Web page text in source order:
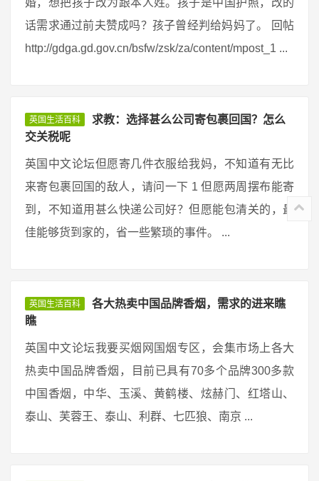
婚，想把孩子改为跟本人姓。孩子是中国护照，改的
话需求通过前夫赞成吗？孩子曾经判给妈妈了。 回帖
http://gdga.gd.gov.cn/bsfw/zsk/za/content/mpost_1 ...
英国生活百科
求教：选择甚么公司寄包裹回国？怎么
交关税呢
英国中文论坛但愿寄几件衣服给我妈，不知道有无比
来寄包裹回国的敌人，请问一下 1 但愿两周摆布能寄
到，不知道用甚么快递公司好？但愿能包清关的，最
佳能够货到家的，省一些繁琐的事件。 ...
英国生活百科
各大热卖中国品牌香烟，需求的进来瞧
瞧
英国中文论坛我要买烟网国烟专区，会集市场上各大
热卖中国品牌香烟，目前已具有70多个品牌300多款
中国香烟，中华、玉溪、黄鹤楼、炫赫门、红塔山、
泰山、芙蓉王、泰山、利群、七匹狼、南京 ...